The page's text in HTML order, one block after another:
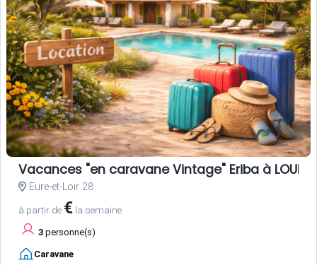
Vacances "en caravane Vintage" Eriba à LOUER,
Eure-et-Loir 28
à partir de € la semaine
3 personne(s)
Caravane